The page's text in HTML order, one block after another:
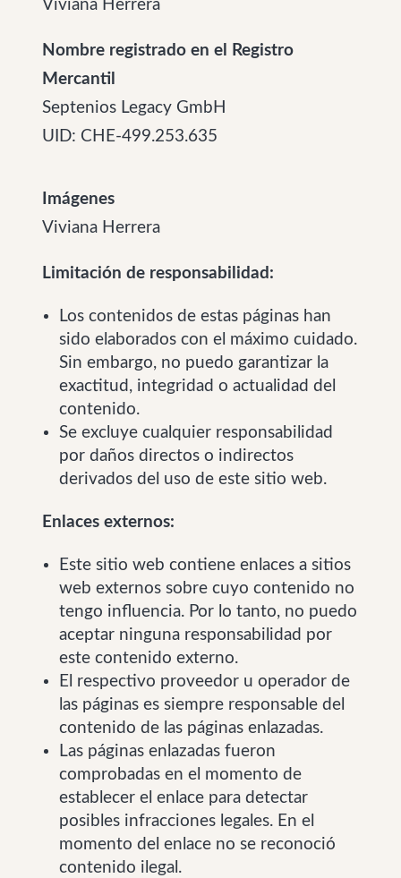
Viviana Herrera
Nombre registrado en el Registro
Mercantil
Septenios Legacy GmbH
UID: CHE-499.253.635
Imágenes
Viviana Herrera
Limitación de responsabilidad:
Los contenidos de estas páginas han
sido elaborados con el máximo cuidado.
Sin embargo, no puedo garantizar la
exactitud, integridad o actualidad del
contenido.
Se excluye cualquier responsabilidad
por daños directos o indirectos
derivados del uso de este sitio web.
Enlaces externos:
Este sitio web contiene enlaces a sitios
web externos sobre cuyo contenido no
tengo influencia. Por lo tanto, no puedo
aceptar ninguna responsabilidad por
este contenido externo.
El respectivo proveedor u operador de
las páginas es siempre responsable del
contenido de las páginas enlazadas.
Las páginas enlazadas fueron
comprobadas en el momento de
establecer el enlace para detectar
posibles infracciones legales. En el
momento del enlace no se reconoció
contenido ilegal.